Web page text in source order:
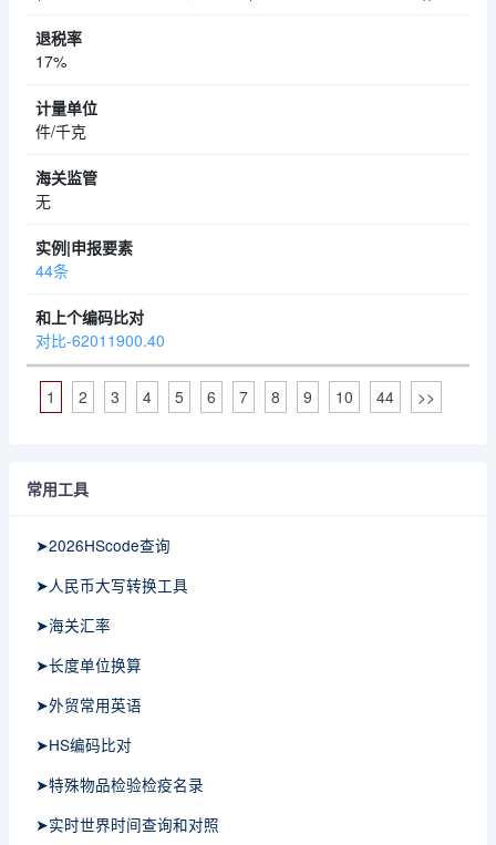
17%
件/千克
无
44条
对比-62011900.40
1 2 3 4 5 6 7 8 9 10 44 >>
常用工具
➤2026HScode查询
➤人民币大写转换工具
➤海关汇率
➤长度单位换算
➤外贸常用英语
➤HS编码比对
➤特殊物品检验检疫名录
➤实时世界时间查询和对照